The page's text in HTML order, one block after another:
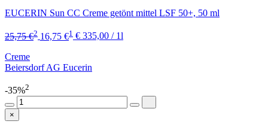
EUCERIN Sun CC Creme getönt mittel LSF 50+, 50 ml
25,75 €2 16,75 €1 € 335,00 / 1l
Creme
Beiersdorf AG Eucerin
-35%2
×